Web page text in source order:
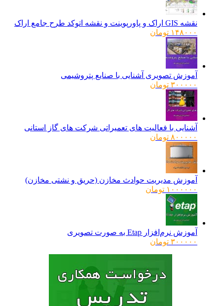
نقشه GIS اراک و پاورپوینت و نقشه اتوکد طرح جامع اراک
۱۴۸۰۰۰ تومان
آموزش تصویری آشنایی با صنایع پتروشیمی
۳۰۰۰۰۰ تومان
آشنایی با فعالیت های تعمیراتی شرکت های گاز استانی
۸۰۰۰۰۰ تومان
آموزش مدیریت حوادث مخازن (حریق و نشتی مخازن)
۱۰۰۰۰۰۰ تومان
آموزش نرم‌افزار Etap به صورت تصویری
۳۰۰۰۰۰ تومان